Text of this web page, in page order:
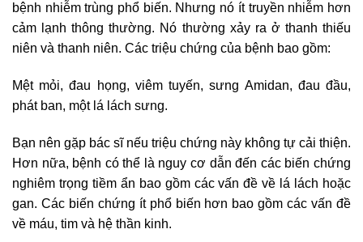
bệnh nhiễm trùng phổ biến. Nhưng nó ít truyền nhiễm hơn
cảm lạnh thông thường. Nó thường xảy ra ở thanh thiếu
niên và thanh niên. Các triệu chứng của bệnh bao gồm:
Mệt mỏi, đau họng, viêm tuyến, sưng Amidan, đau đầu,
phát ban, một lá lách sưng.
Bạn nên gặp bác sĩ nếu triệu chứng này không tự cải thiện.
Hơn nữa, bệnh có thể là nguy cơ dẫn đến các biến chứng
nghiêm trọng tiềm ẩn bao gồm các vấn đề về lá lách hoặc
gan. Các biến chứng ít phổ biến hơn bao gồm các vấn đề
về máu, tim và hệ thần kinh.